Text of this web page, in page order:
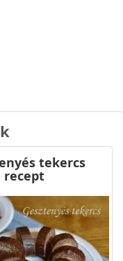
tekercs
recept